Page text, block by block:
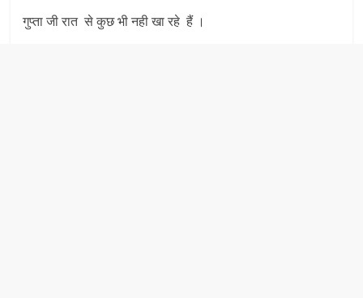
गुप्ता जी रात से कुछ भी नही खा रहे हैं ।